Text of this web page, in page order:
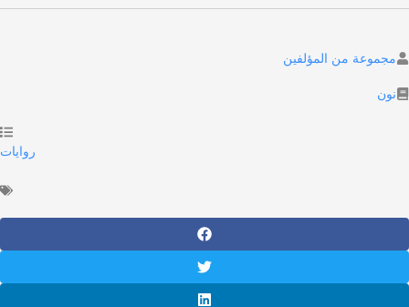
من المؤلفين
روايات